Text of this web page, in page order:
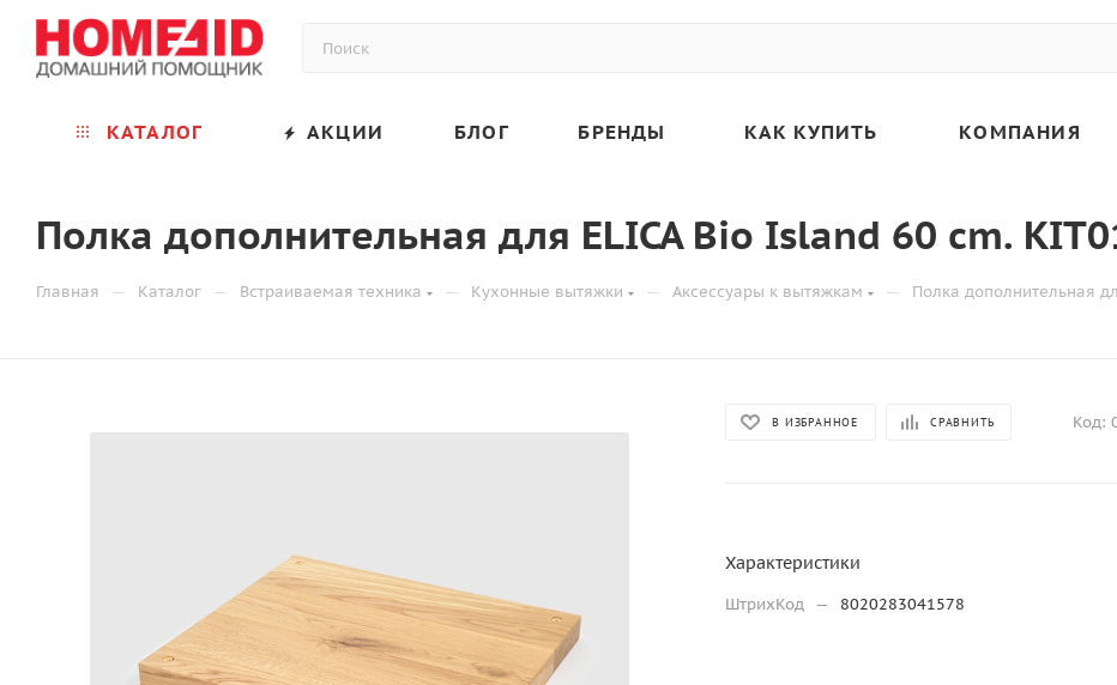
КАТАЛОГ АКЦИИ БЛОГ БРЕНДЫ КАК КУПИТЬ КОМПАНИЯ
Полка дополнительная для ELICA Bio Island 60 cm.
Главная — Каталог — Встраиваемая техника — Кухонные вытяжки — Аксессуары к вытяжкам — Полка дополнительная
В ИЗБРАННОЕ СРАВНИТЬ Код:
Характеристики
ШтрихКод — 8020283041578